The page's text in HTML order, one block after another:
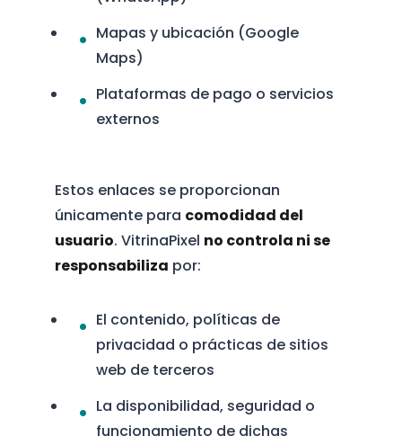
Mapas y ubicación (Google
Maps)
Plataformas de pago o servicios
externos
Estos enlaces se proporcionan
únicamente para comodidad del
usuario. VitrinaPixel no controla ni se
responsabiliza por:
El contenido, políticas de
privacidad o prácticas de sitios
web de terceros
La disponibilidad, seguridad o
funcionamiento de dichas